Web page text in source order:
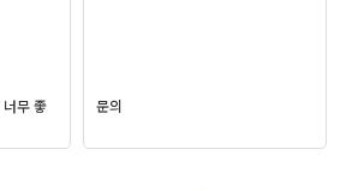
무 좋
문의